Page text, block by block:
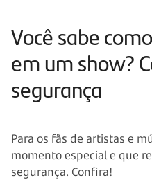
Você sabe
em um show?
segurança
Para os fãs de artistas e
momento especial e que
segurança. Confira!